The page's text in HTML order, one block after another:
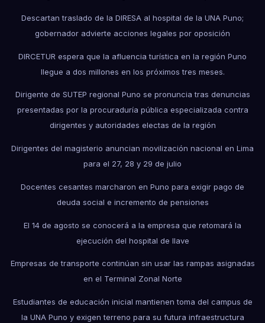
Descartan traslado de la DIRESA al hospital de la UNA Puno;
gobernador advierte acciones legales por oposición
DIRCETUR espera que la afluencia turística en la región Puno
llegue a dos millones en los próximos tres meses.
Dirigente de SUTEP regional Puno se pronuncia tras denuncias
presentadas por la procuraduría pública especializada contra
dirigentes y autoridades electas de la región
Dirigentes del magisterio anuncian movilización nacional en Lima
para el 27, 28 y 29 de julio
Docentes cesantes marcharon en Puno para exigir pago de
deuda social e incremento de pensiones
El 14 de agosto se conocerá a la empresa que retomará la
ejecución del hospital de Ilave
Empresas de transporte continúan sin usar las rampas asignadas
en el Terminal Zonal Norte
Estudiantes de educación inicial mantienen toma del campus de
la UNA Puno y exigen terreno para su futura infraestructura